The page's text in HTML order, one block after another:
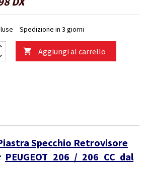
Spedizione in 3 giorni
 Aggiungi al carrello
Specchio Retrovisore
PEUGEOT 206 / 206 CC dal